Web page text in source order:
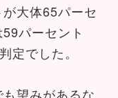
大体65パーセ
パーセント
定でした。
望みがあるな